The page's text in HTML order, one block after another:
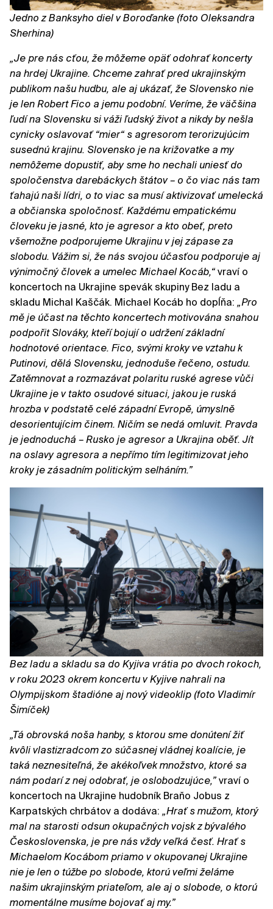
Jedno z Banksyho diel v Boroďanke (foto Oleksandra
Sherhina)
„Je pre nás cťou, že môžeme opäť odohrať koncerty
na hrdej Ukrajine. Chceme zahrať pred ukrajinským
publikom našu hudbu, ale aj ukázať, že Slovensko nie
je len Robert Fico a jemu podobní. Veríme, že väčšina
ľudí na Slovensku si váži ľudský život a nikdy by nešla
cynicky oslavovať “mier“ s agresorom terorizujúcim
susednú krajinu. Slovensko je na križovatke a my
nemôžeme dopustiť, aby sme ho nechali uniesť do
spoločenstva darebáckych štátov – o čo viac nás tam
ťahajú naši lídri, o to viac sa musí aktivizovať umelecká
a občianska spoločnosť. Každému empatickému
človeku je jasné, kto je agresor a kto obeť, preto
všemožne podporujeme Ukrajinu v jej zápase za
slobodu. Vážim si, že nás svojou účasťou podporuje aj
výnimočný človek a umelec Michael Kocáb,“ vraví o
koncertoch na Ukrajine spevák skupiny Bez ladu a
skladu Michal Kaščák. Michael Kocáb ho dopĺňa: „Pro
mě je účast na těchto koncertech motivována snahou
podpořit Slováky, kteří bojují o udržení základní
hodnotové orientace. Fico, svými kroky ve vztahu k
Putinovi, dělá Slovensku, jednoduše řečeno, ostudu.
Zatěmnovat a rozmazávat polaritu ruské agrese vůči
Ukrajine je v takto osudové situaci, jakou je ruská
hrozba v podstatě celé západní Evropě, úmyslně
desorientujícim činem. Ničím se nedá omluvit. Pravda
je jednoduchá – Rusko je agresor a Ukrajina oběť. Jít
na oslavy agresora a nepřímo tím legitimizovat jeho
kroky je zásadním politickým selháním.”
Bez ladu a skladu sa do Kyjiva vrátia po dvoch rokoch,
v roku 2023 okrem koncertu v Kyjive nahrali na
Olympijskom štadióne aj nový videoklip (foto Vladimír
Šimíček)
„Tá obrovská noša hanby, s ktorou sme donútení žiť
kvôli vlastizradcom zo súčasnej vládnej koalície, je
taká neznesiteľná, že akékoľvek množstvo, ktoré sa
nám podarí z nej odobrať, je oslobodzujúce,”vraví o
koncertoch na Ukrajine hudobník Braňo Jobus z
Karpatských chrbátov a dodáva: „Hrať s mužom, ktorý
mal na starosti odsun okupačných vojsk z bývalého
Československa, je pre nás vždy veľká česť. Hrať s
Michaelom Kocábom priamo v okupovanej Ukrajine
nie je len o túžbe po slobode, ktorú veľmi želáme
našim ukrajinským priateľom, ale aj o slobode, o ktorú
momentálne musíme bojovať aj my.”